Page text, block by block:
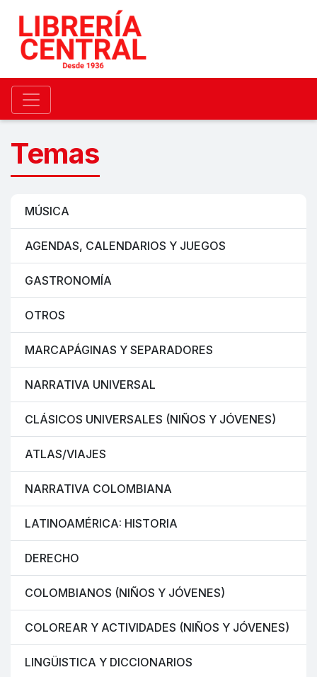
Temas
MÚSICA
AGENDAS, CALENDARIOS Y JUEGOS
GASTRONOMÍA
OTROS
MARCAPÁGINAS Y SEPARADORES
NARRATIVA UNIVERSAL
CLÁSICOS UNIVERSALES (NIÑOS Y JÓVENES)
ATLAS/VIAJES
NARRATIVA COLOMBIANA
LATINOAMÉRICA: HISTORIA
DERECHO
COLOMBIANOS (NIÑOS Y JÓVENES)
COLOREAR Y ACTIVIDADES (NIÑOS Y JÓVENES)
LINGÜISTICA Y DICCIONARIOS